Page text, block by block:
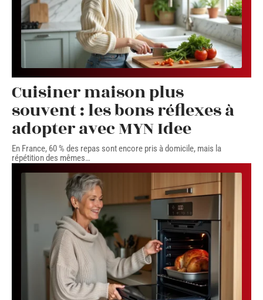
Cuisiner maison plus
souvent : les bons réflexes à
adopter avec MYN Idee
En France, 60 % des repas sont encore pris à domicile, mais la
répétition des mêmes…